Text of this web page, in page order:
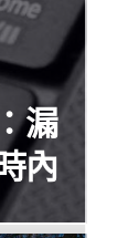
漏
內